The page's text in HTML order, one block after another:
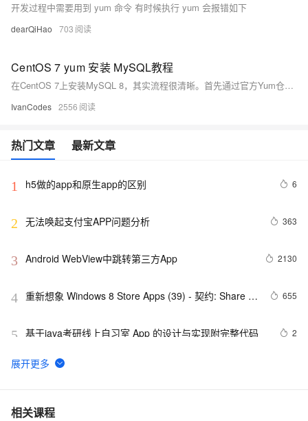
开发过程中需要用到 yum 命令 有时候执行 yum 会报错如下
dearQiHao 703
CentOS 7 yum 安装 MySQL教程
在CentOS 7上安装MySQL 8，其实流程很清晰。首先通过官方Yum仓库来安装服务，然后启动并设为开机自启。最重要的环节是首次安全设置：需要先从日志里找到临时密码来登录，再修改成你自己的密码，并为远程连接创建用户和授权。最后，也别忘了在服务器防火墙上放行3306端口，这样远程才能连上。
IvanCodes 2556
热门文章 最新文章
1 h5做的app和原生app的区别 6
2 无法唤起支付宝APP问题分析 363
3 Android WebView中跳转第三方App 2130
4 重新想象 Windows 8 Store Apps (39) - 契约: Share
655
5 基于java考研线上自习室 App 的设计与实现附完整代码 2
6 最佳实践3：用通义灵码开发一款 App
7 而桌面app向来是web前端开发开发人员下意识的避开方
相关课程